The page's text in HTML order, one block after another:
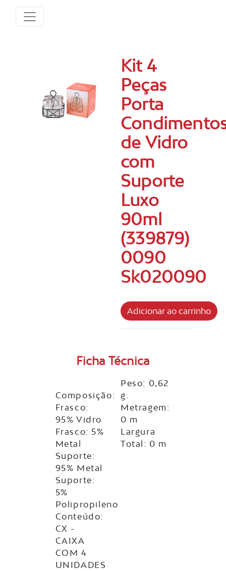
Kit 4
Peças
Porta
de Vidro
com
Suporte
Luxo
90ml
(339879)
0090
Sk020090
Ficha Técnica
Composição:
Frasco:
95% Vidro
Frasco: 5%
Metal
Suporte:
95% Metal
Suporte:
5%
Polipropileno
Conteúdo:
CX -
CAIXA
COM 4
UNIDADES
Peso: 0,62
g.
Metragem:
0 m
Largura
Total: 0 m